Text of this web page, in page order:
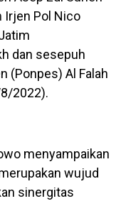
Irjen Pol Nico
dan sesepuh
(Ponpes) Al Falah
2022).
menyampaikan
wujud
sinergitas